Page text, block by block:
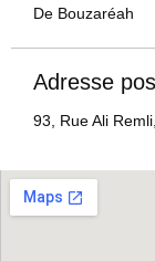
De Bouzaréah
Adresse
93, Rue Ali